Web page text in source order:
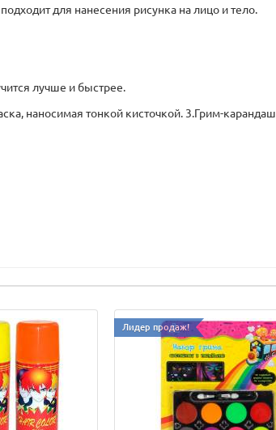
для нанесения рисунка на лицо и тело.
лучше и быстрее.
наносимая тонкой кисточкой. 3.Грим-карандаш
Лидер продаж!